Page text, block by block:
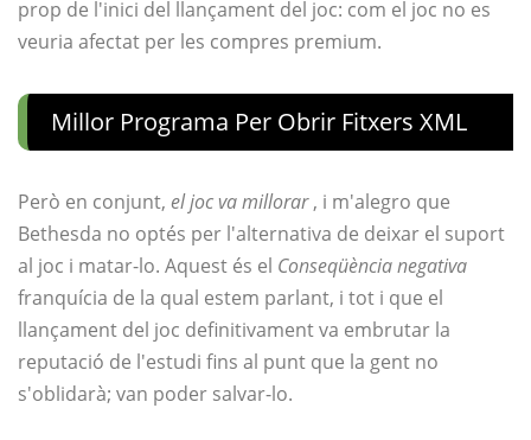
prop de l'inici del llançament del joc: com el joc no es
veuria afectat per les compres premium.
Millor Programa Per Obrir Fitxers XML
Però en conjunt, el joc va millorar, i m'alegro que
Bethesda no optés per l'alternativa de deixar el suport
al joc i matar-lo. Aquest és el Conseqüència negativa
franquícia de la qual estem parlant, i tot i que el
llançament del joc definitivament va embrutar la
reputació de l'estudi fins al punt que la gent no
s'oblidarà; van poder salvar-lo.